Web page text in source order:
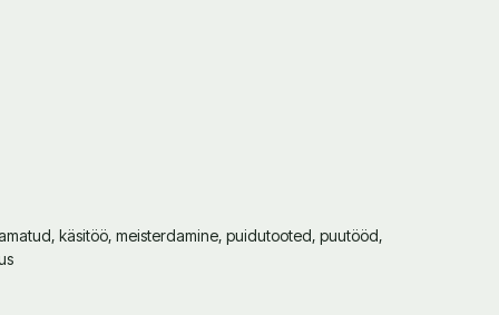
käsitöö, meisterdamine, puidutooted, puutööd,